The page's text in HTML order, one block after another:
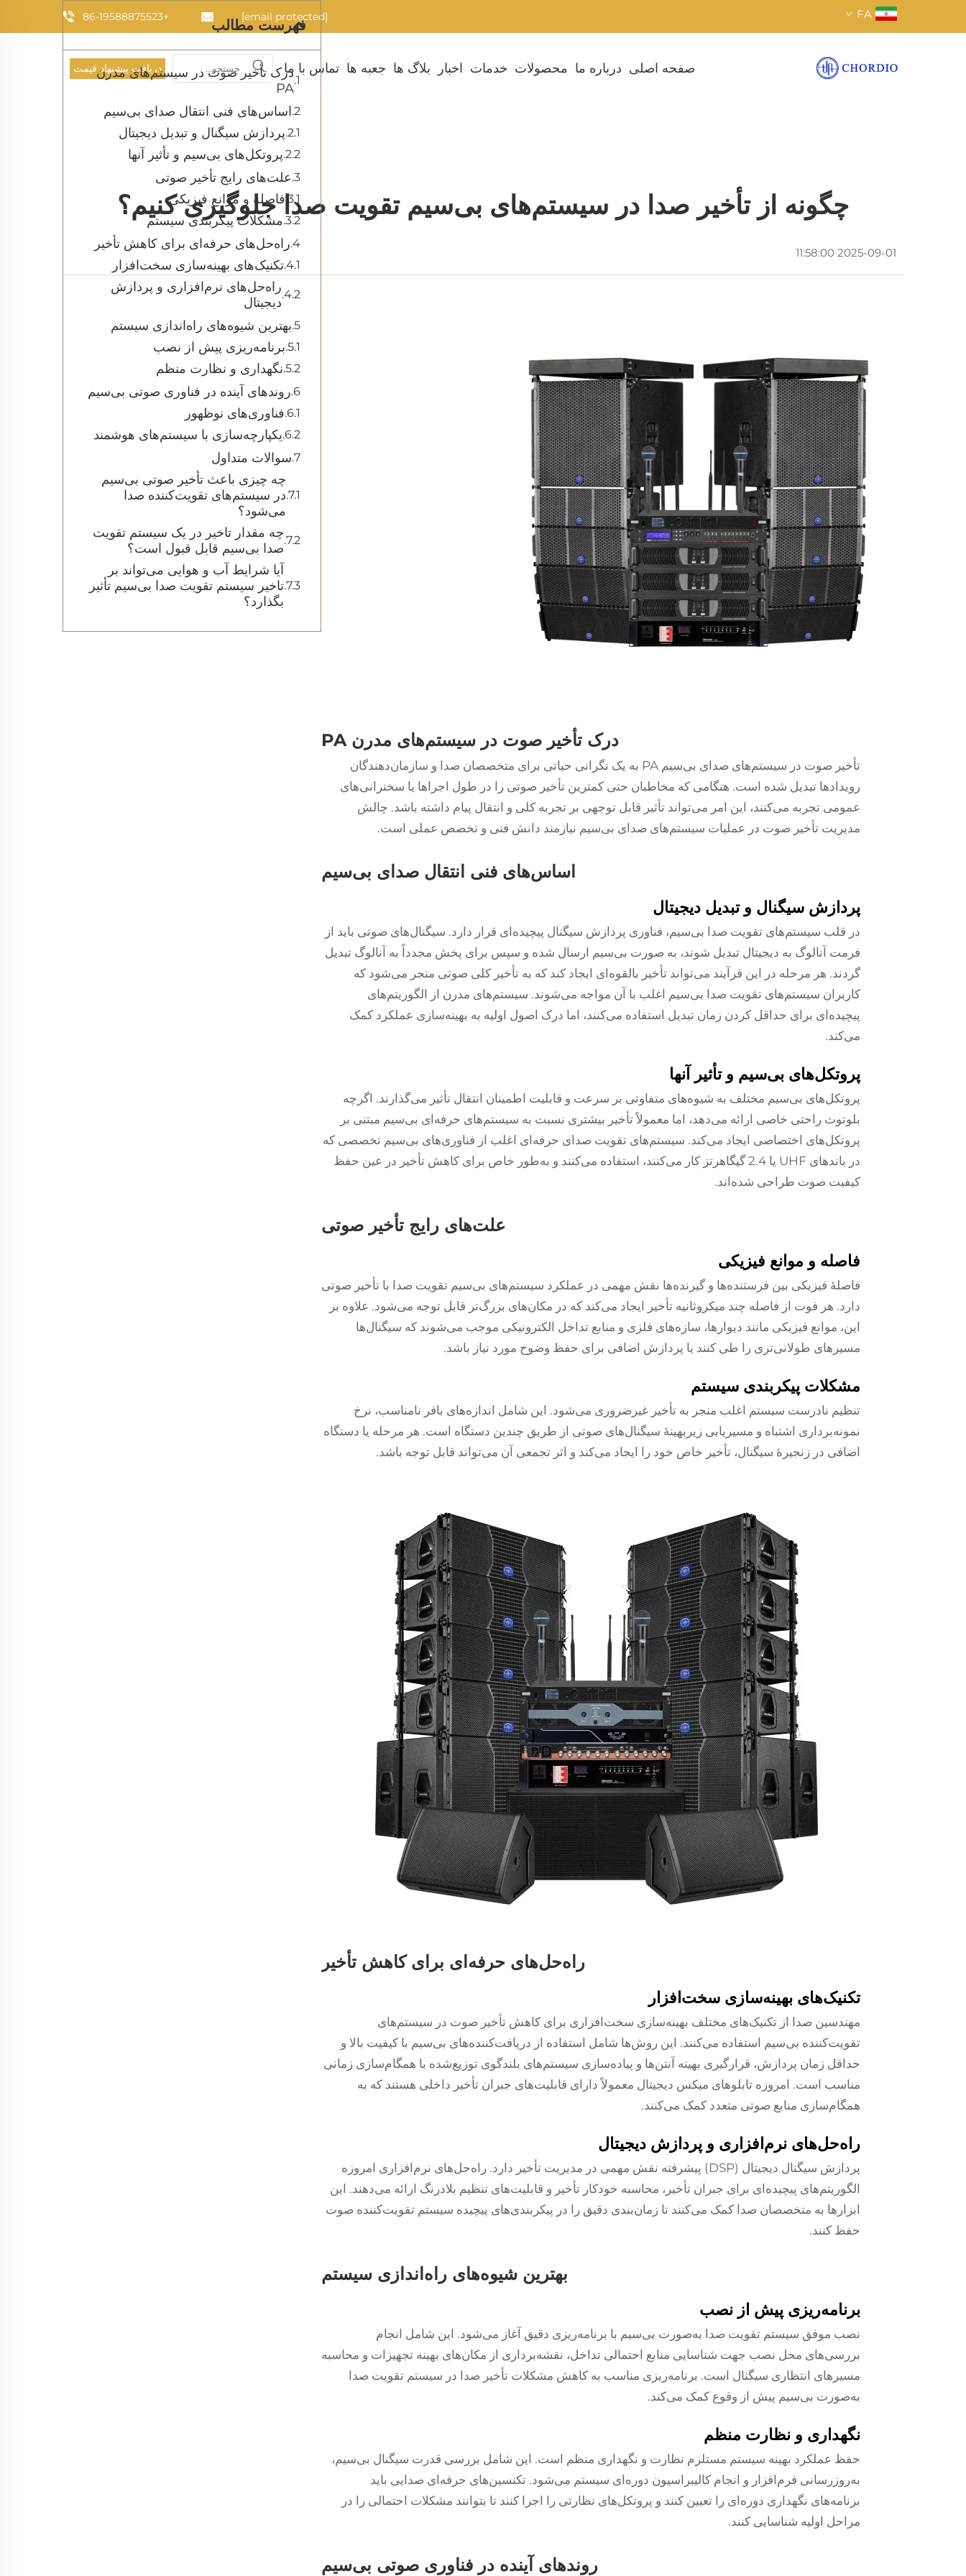
+86-19588875523 [email protected] FA
صفحه اصلی درباره ما محصولات خدمات اخبار بلاگ ها جعبه ها تماس با ما دریافت پیشنهاد قیمت
چگونه از تأخیر صدا در سیستم‌های بی‌سیم تقویت صدا جلوگیری کنیم؟
2025-09-01 11:58:00
درک تأخیر صوت در سیستم‌های مدرن PA
تأخیر صوت در سیستم‌های صدای بی‌سیم PA
به یک نگرانی حیاتی برای متخصصان صدا و سازمان‌دهندگان
رویدادها تبدیل شده است. هنگامی که مخاطبان حتی کمترین تأخیر صوتی را در طول اجراها یا سخنرانی‌های
عمومی تجربه می‌کنند، این امر می‌تواند تأثیر قابل توجهی بر تجربه کلی و انتقال پیام داشته باشد. چالش
مدیریت تأخیر صوت در عملیات سیستم‌های صدای بی‌سیم نیازمند دانش فنی و تخصص عملی است.
اساس‌های فنی انتقال صدای بی‌سیم
پردازش سیگنال و تبدیل دیجیتال
در قلب سیستم‌های تقویت صدا بی‌سیم، فناوری پردازش سیگنال پیچیده‌ای قرار دارد. سیگنال‌های صوتی باید از
فرمت آنالوگ به دیجیتال تبدیل شوند، به صورت بی‌سیم ارسال شده و سپس برای پخش مجدداً به آنالوگ تبدیل
گردند. هر مرحله در این فرآیند می‌تواند تأخیر بالقوه‌ای ایجاد کند که به تأخیر کلی صوتی منجر می‌شود که
کاربران سیستم‌های تقویت صدا بی‌سیم اغلب با آن مواجه می‌شوند. سیستم‌های مدرن از الگوریتم‌های
پیچیده‌ای برای حداقل کردن زمان تبدیل استفاده می‌کنند، اما درک اصول اولیه به بهینه‌سازی عملکرد کمک
می‌کند.
پروتکل‌های بی‌سیم و تأثیر آنها
پروتکل‌های بی‌سیم مختلف به شیوه‌های متفاوتی بر سرعت و قابلیت اطمینان انتقال تأثیر می‌گذارند. اگرچه
بلوتوث راحتی خاصی ارائه می‌دهد، اما معمولاً تأخیر بیشتری نسبت به سیستم‌های حرفه‌ای بی‌سیم مبتنی بر
پروتکل‌های اختصاصی ایجاد می‌کند. سیستم‌های تقویت صدای حرفه‌ای اغلب از فناوری‌های بی‌سیم تخصصی که
در باندهای UHF یا 2.4 گیگاهرتز کار می‌کنند، استفاده می‌کنند و به‌طور خاص برای کاهش تأخیر در عین حفظ
کیفیت صوت طراحی شده‌اند.
علت‌های رایج تأخیر صوتی
فاصله و موانع فیزیکی
فاصلهٔ فیزیکی بین فرستنده‌ها و گیرنده‌ها نقش مهمی در عملکرد سیستم‌های بی‌سیم تقویت صدا با تأخیر صوتی
دارد. هر فوت از فاصله چند میکروثانیه تأخیر ایجاد می‌کند که در مکان‌های بزرگ‌تر قابل توجه می‌شود. علاوه بر
این، موانع فیزیکی مانند دیوارها، سازه‌های فلزی و منابع تداخل الکترونیکی موجب می‌شوند که سیگنال‌ها
مسیرهای طولانی‌تری را طی کنند یا پردازش اضافی برای حفظ وضوح مورد نیاز باشد.
مشکلات پیکربندی سیستم
تنظیم نادرست سیستم اغلب منجر به تأخیر غیرضروری می‌شود. این شامل اندازه‌های بافر نامناسب، نرخ
نمونه‌برداری اشتباه و مسیریابی زیربهینهٔ سیگنال‌های صوتی از طریق چندین دستگاه است. هر مرحله یا دستگاه
اضافی در زنجیرهٔ سیگنال، تأخیر خاص خود را ایجاد می‌کند و اثر تجمعی آن می‌تواند قابل توجه باشد.
راه‌حل‌های حرفه‌ای برای کاهش تأخیر
تکنیک‌های بهینه‌سازی سخت‌افزار
مهندسین صدا از تکنیک‌های مختلف بهینه‌سازی سخت‌افزاری برای کاهش تأخیر صوت در سیستم‌های
تقویت‌کننده بی‌سیم استفاده می‌کنند. این روش‌ها شامل استفاده از دریافت‌کننده‌های بی‌سیم با کیفیت بالا و
حداقل زمان پردازش، قرارگیری بهینه آنتن‌ها و پیاده‌سازی سیستم‌های بلندگوی توزیع‌شده با همگام‌سازی زمانی
مناسب است. امروزه تابلوهای میکس دیجیتال معمولاً دارای قابلیت‌های جبران تأخیر داخلی هستند که به
همگام‌سازی منابع صوتی متعدد کمک می‌کنند.
راه‌حل‌های نرم‌افزاری و پردازش دیجیتال
پردازش سیگنال دیجیتال (DSP) پیشرفته نقش مهمی در مدیریت تأخیر دارد. راه‌حل‌های نرم‌افزاری امروزه
الگوریتم‌های پیچیده‌ای برای جبران تأخیر، محاسبه خودکار تأخیر و قابلیت‌های تنظیم بلادرنگ ارائه می‌دهند. این
ابزارها به متخصصان صدا کمک می‌کنند تا زمان‌بندی دقیق را در پیکربندی‌های پیچیده سیستم تقویت‌کننده صوت
حفظ کنند.
بهترین شیوه‌های راه‌اندازی سیستم
برنامه‌ریزی پیش از نصب
نصب موفق سیستم تقویت صدا به‌صورت بی‌سیم با برنامه‌ریزی دقیق آغاز می‌شود. این شامل انجام
بررسی‌های محل نصب جهت شناسایی منابع احتمالی تداخل، نقشه‌برداری از مکان‌های بهینه تجهیزات و محاسبه
مسیرهای انتظاری سیگنال است. برنامه‌ریزی مناسب به کاهش مشکلات تأخیر صدا در سیستم تقویت صدا
به‌صورت بی‌سیم پیش از وقوع کمک می‌کند.
نگهداری و نظارت منظم
حفظ عملکرد بهینه سیستم مستلزم نظارت و نگهداری منظم است. این شامل بررسی قدرت سیگنال بی‌سیم،
به‌روزرسانی فرم‌افزار و انجام کالیبراسیون دوره‌ای سیستم می‌شود. تکنسین‌های حرفه‌ای صدایی باید
برنامه‌های نگهداری دوره‌ای را تعیین کنند و پروتکل‌های نظارتی را اجرا کنند تا بتوانند مشکلات احتمالی را در
مراحل اولیه شناسایی کنند.
روندهای آینده در فناوری صوتی بی‌سیم
فهرست مطالب
درک تأخیر صوت در سیستم‌های مدرن
PA
اساس‌های فنی انتقال صدای بی‌سیم
پردازش سیگنال و تبدیل دیجیتال
پروتکل‌های بی‌سیم و تأثیر آنها
علت‌های رایج تأخیر صوتی
فاصله و موانع فیزیکی
مشکلات پیکربندی سیستم
راه‌حل‌های حرفه‌ای برای کاهش تأخیر
تکنیک‌های بهینه‌سازی سخت‌افزار
راه‌حل‌های نرم‌افزاری و پردازش
دیجیتال
بهترین شیوه‌های راه‌اندازی سیستم
برنامه‌ریزی پیش از نصب
نگهداری و نظارت منظم
روندهای آینده در فناوری صوتی بی‌سیم
فناوری‌های نوظهور
یکپارچه‌سازی با سیستم‌های هوشمند
سوالات متداول
چه چیزی باعث تأخیر صوتی بی‌سیم
در سیستم‌های تقویت‌کننده صدا
می‌شود؟
چه مقدار تاخیر در یک سیستم تقویت
صدا بی‌سیم قابل قبول است؟
آیا شرایط آب و هوایی می‌تواند بر
تاخیر سیستم تقویت صدا بی‌سیم تأثیر
بگذارد؟